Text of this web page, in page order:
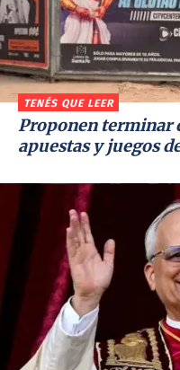
TENÉS QUE LEER
Proponen terminar
apuestas y juegos